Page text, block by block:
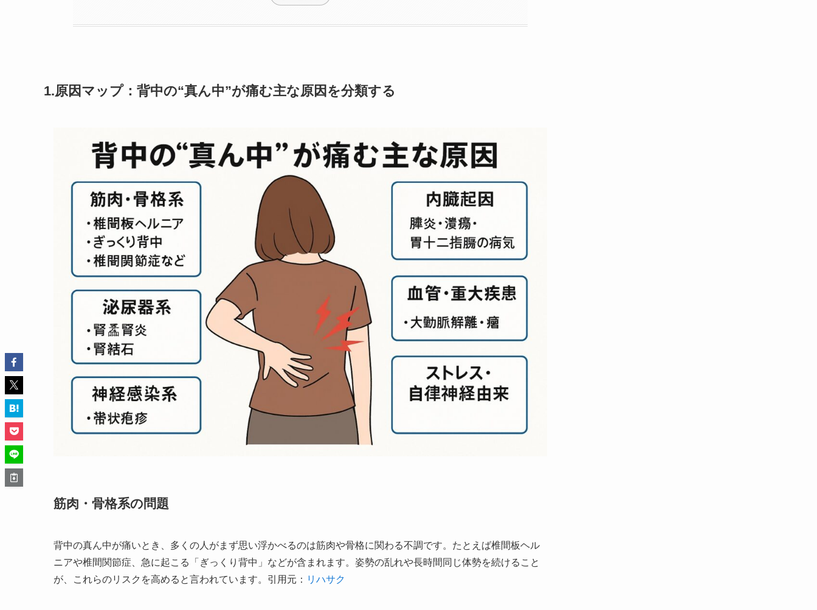
1.原因マップ：背中の“真ん中”が痛む主な原因を分類する
筋肉・骨格系の問題
背中の真ん中が痛いとき、多くの人がまず思い浮かべるのは筋肉や骨格に関わる不調です。たとえば椎間板ヘル
ニアや椎間関節症、急に起こる「ぎっくり背中」などが含まれます。姿勢の乱れや長時間同じ体勢を続けること
が、これらのリスクを高めると言われています。引用元： リハサク